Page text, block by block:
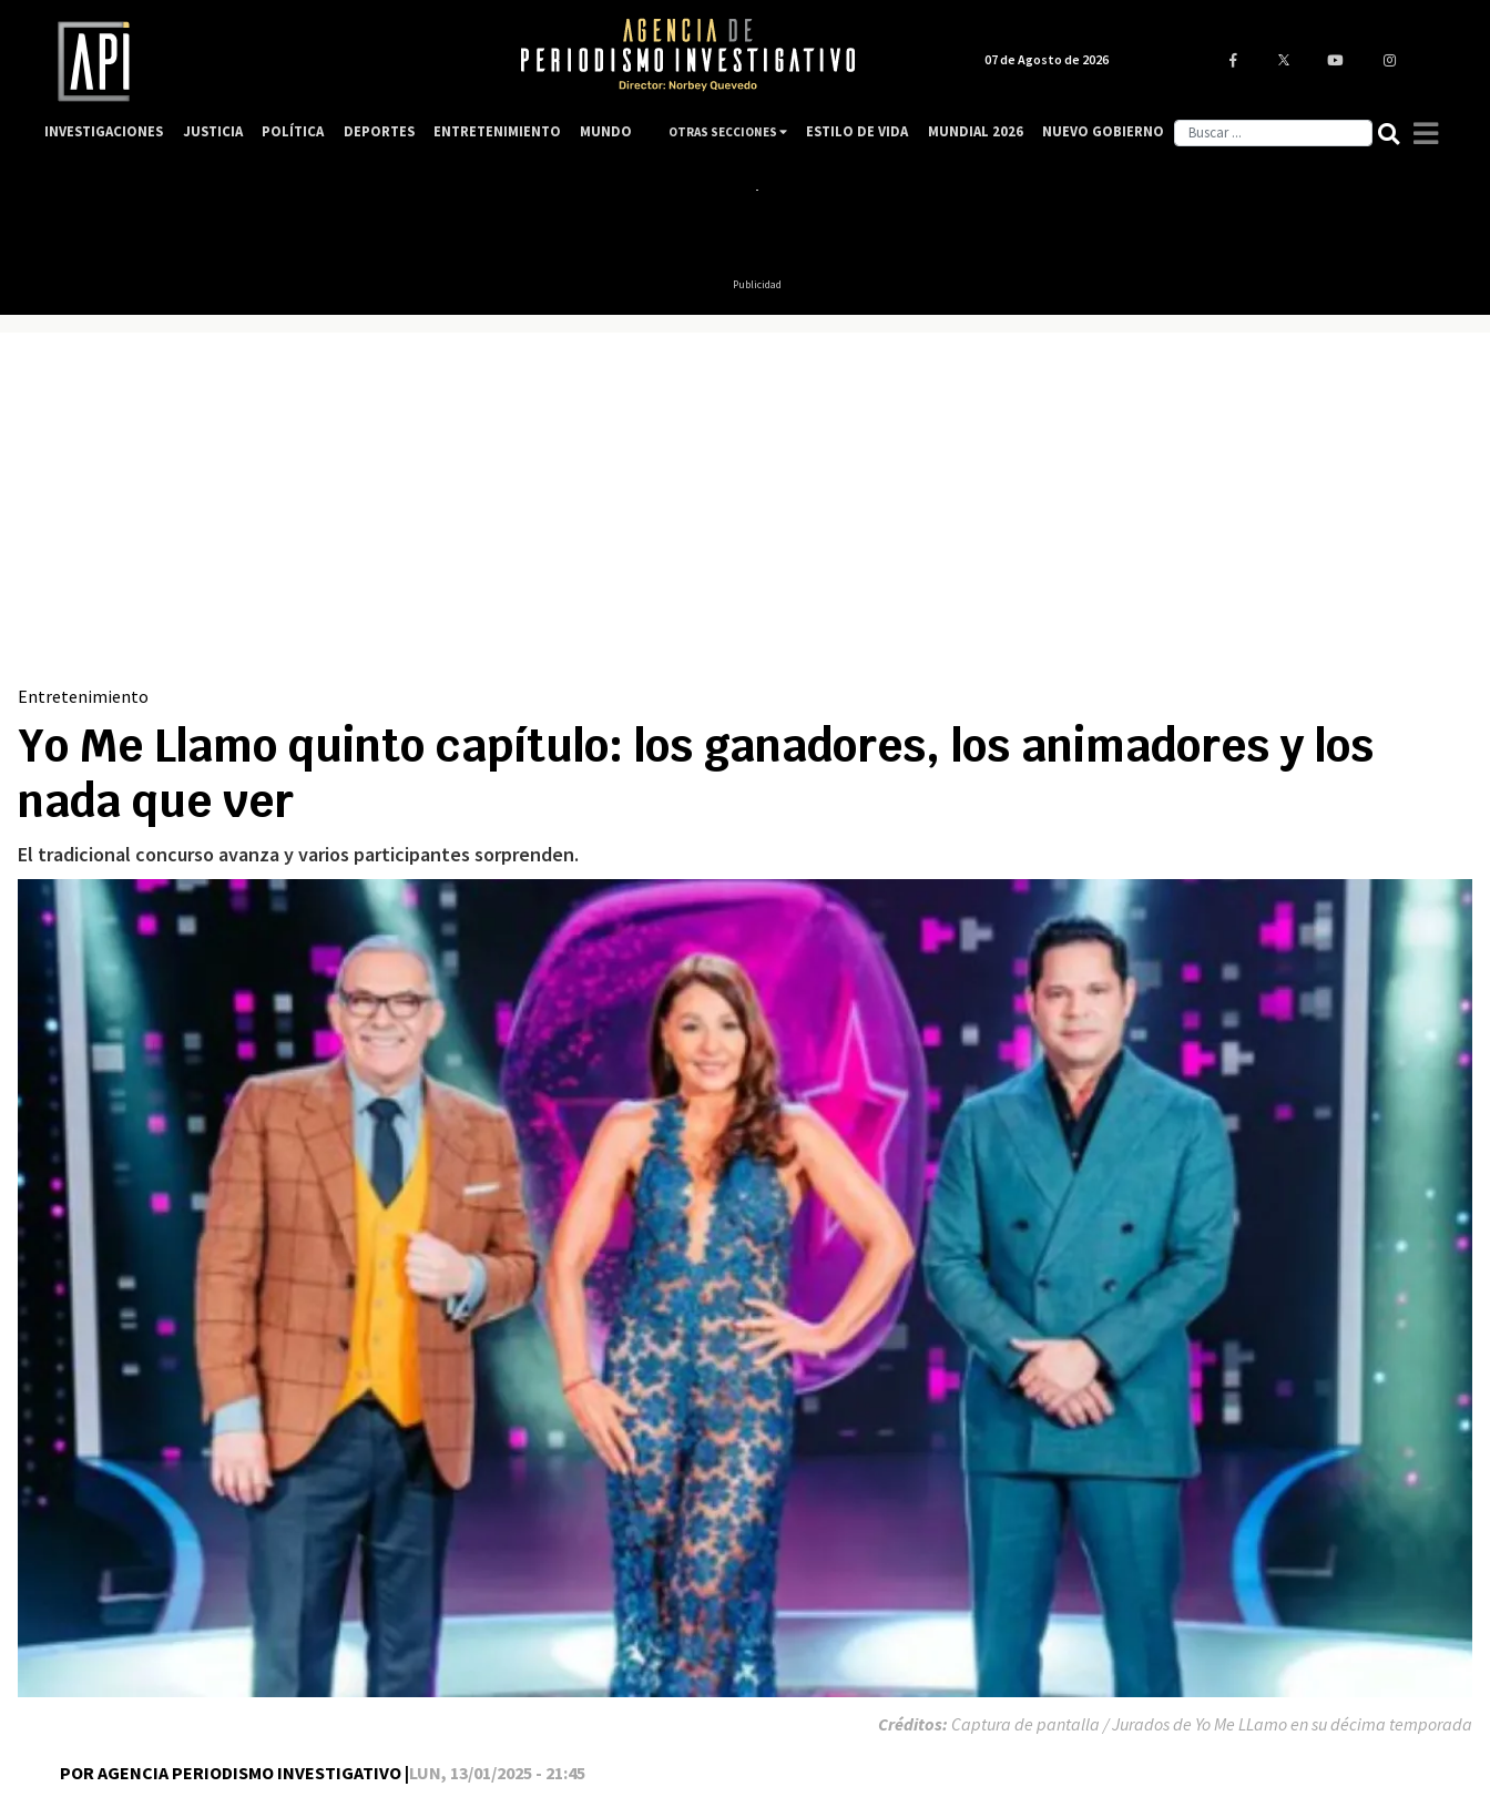
Publicidad
Entretenimiento
Yo Me Llamo quinto capítulo: los ganadores, los animadores y los
nada que ver
El tradicional concurso avanza y varios participantes sorprenden.
POR AGENCIA PERIODISMO INVESTIGATIVO |LUN, 13/01/2025 - 21:45
Créditos: Captura de pantalla / Jurados de Yo Me LLamo en su décima temporada
07 de Agosto de 2026
INVESTIGACIONES JUSTICIA POLÍTICA DEPORTES ENTRETENIMIENTO MUNDO OTRAS SECCIONES ESTILO DE VIDA MUNDIAL 2026 NUEVO GOBIERNO